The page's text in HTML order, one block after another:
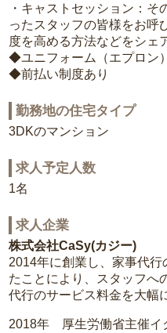
・キャストセッション：
ったスタッフの皆様をお呼
度を高める方法などをシェ
◆ユニフォーム（エプロン
◆前払い制度あり
勤務地の住宅タイプ
3DKのマンション
求人予定人数
1名
求人企業
株式会社CaSy(カジー)
2014年に創業し、家事代
たことにより、スタッフへ
代行のサービス料金を大幅
2018年 厚生労働省主催イ